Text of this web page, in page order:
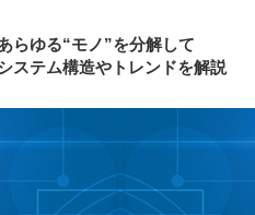
らゆる“モノ”を分解して
ステム構造やトレンドを解説